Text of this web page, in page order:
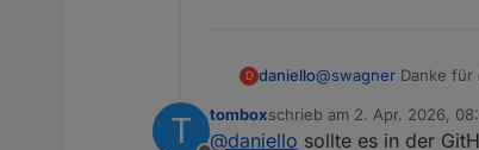
D daniello@swagner Danke für
suchte nach einem
T tomboxschrieb am 2. Apr. 2026,
zuletzt editiert von
@daniello sollte es in der